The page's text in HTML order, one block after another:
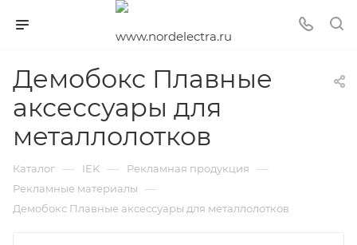
Демобокс Плавные
аксессуары для
металлолотков
Каталог — IEK — Рекламная продукция —
Рекламные материалы —
Демобокс Плавные аксессуары для металлолотков